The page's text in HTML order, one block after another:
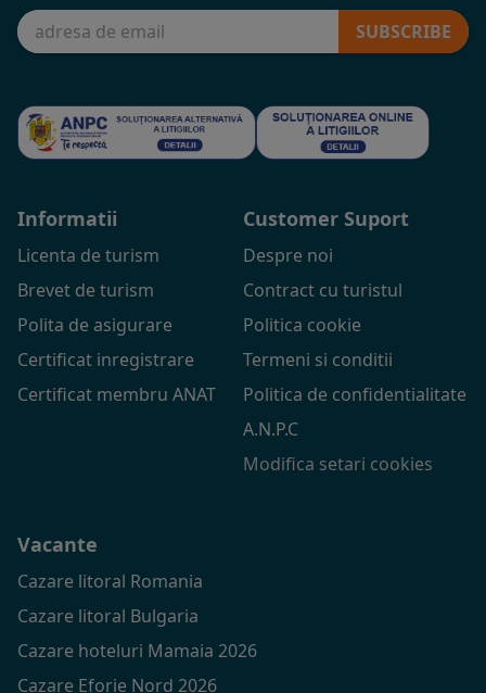
SUBSCRIBE
Informatii
Licenta de turism
Brevet de turism
Polita de asigurare
Certificat inregistrare
Certificat membru ANAT
Customer Suport
Despre noi
Contract cu turistul
Politica cookie
Termeni si conditii
Politica de confidentialitate
A.N.P.C
Modifica setari cookies
Vacante
Cazare litoral Romania
Cazare litoral Bulgaria
Cazare hoteluri Mamaia 2026
Cazare Eforie Nord 2026